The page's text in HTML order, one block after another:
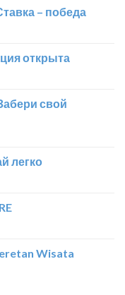
– победа
открыта
свой
легко
Wisata